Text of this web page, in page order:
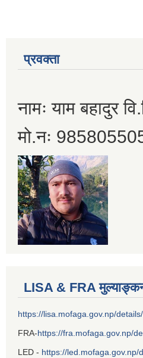
प्रवक्ता
नामः याम बहादुर
मो.नः
LISA & FRA
https://lisa.mofaga.gov.np/
FRA-https://fra.mofaga.gov.np/
LED - https://led.mofaga.gov.np/